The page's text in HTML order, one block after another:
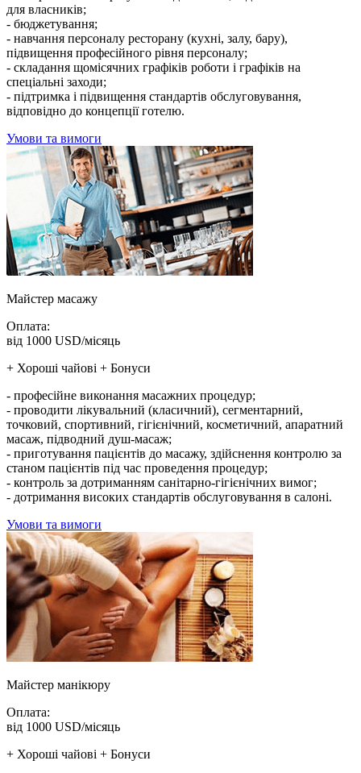
для власників;
- бюджетування;
- навчання персоналу ресторану (кухні, залу, бару),
підвищення професійного рівня персоналу;
- складання щомісячних графіків роботи і графіків на
спеціальні заходи;
- підтримка і підвищення стандартів обслуговування,
відповідно до концепції готелю.
Умови та вимоги
Майстер масажу
Оплата:
від 1000 USD/місяць
+ Хороші чайові + Бонуси
- професійне виконання масажних процедур;
- проводити лікувальний (класичний), сегментарний,
точковий, спортивний, гігієнічний, косметичний, апаратний
масаж, підводний душ-масаж;
- приготування пацієнтів до масажу, здійснення контролю за
станом пацієнтів під час проведення процедур;
- контроль за дотриманням санітарно-гігієнічних вимог;
- дотримання високих стандартів обслуговування в салоні.
Умови та вимоги
Майстер манікюру
Оплата:
від 1000 USD/місяць
+ Хороші чайові + Бонуси